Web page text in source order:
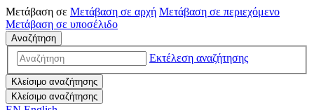
Μετάβαση σε Μετάβαση σε αρχή Μετάβαση σε περιεχόμενο
Μετάβαση σε υποσέλιδο
Αναζήτηση
Εκτέλεση αναζήτησης
Κλείσιμο αναζήτησης
Κλείσιμο αναζήτησης